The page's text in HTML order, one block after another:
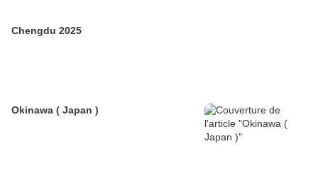
Chengdu 2025
Okinawa ( Japan )